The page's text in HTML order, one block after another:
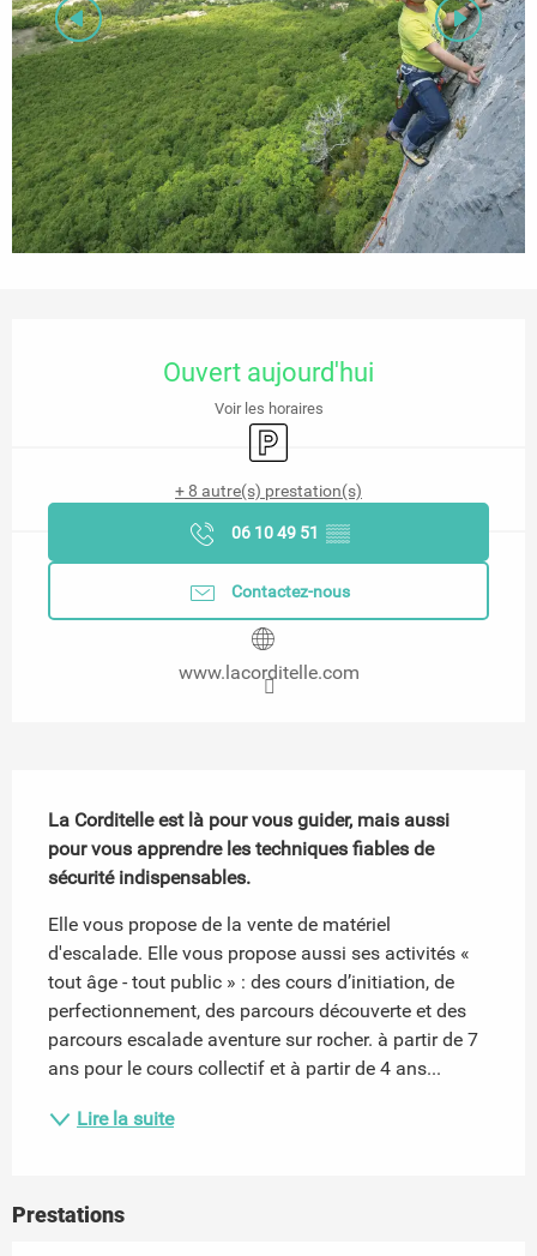
Ouvert aujourd'hui
Voir les horaires
Parking
+ 8 autre(s) prestation(s)
06 10 49 51 ▒▒
Contactez-nous
www.lacorditelle.com
La Corditelle est là pour vous guider, mais aussi
pour vous apprendre les techniques fiables de
sécurité indispensables.
Elle vous propose de la vente de matériel
d'escalade. Elle vous propose aussi ses activités «
tout âge - tout public » : des cours d’initiation, de
perfectionnement, des parcours découverte et des
parcours escalade aventure sur rocher. à partir de 7
ans pour le cours collectif et à partir de 4 ans...
Lire la suite
Prestations